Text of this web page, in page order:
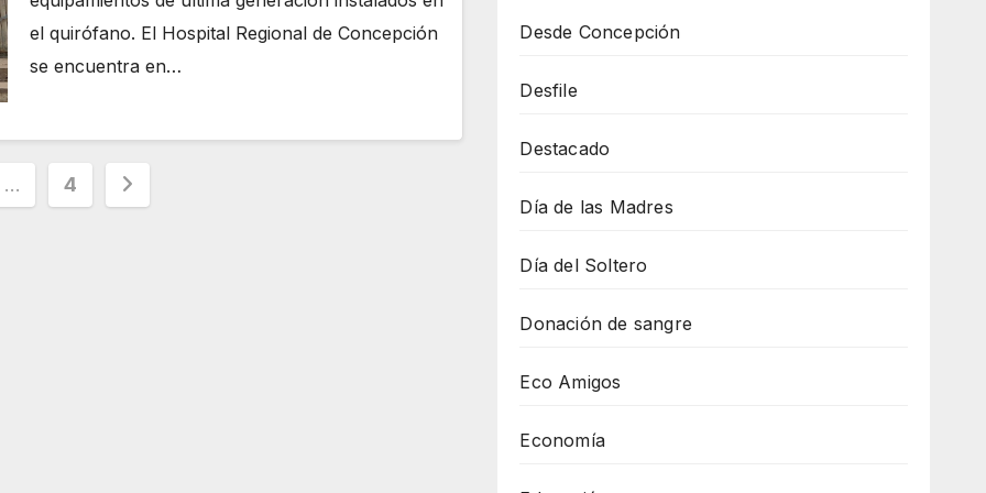
el quirófano. El Hospital Regional de Concepción
se encuentra en…
… 4
Desde Concepción
Desfile
Destacado
Día de las Madres
Día del Soltero
Donación de sangre
Eco Amigos
Economía